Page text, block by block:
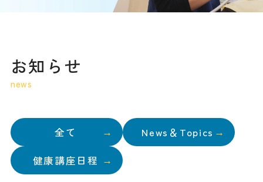
お知らせ
news
全て
News＆Topics
健康講座日程